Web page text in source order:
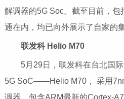
解调器的5G Soc。截至目前，包
通在内，均已向外展示了自家的
联发科 Helio M70
5月29日，联发科在台北国
5G SoC——Helio M70， 采用